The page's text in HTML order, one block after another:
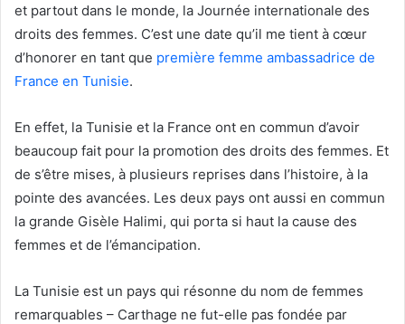
et partout dans le monde, la Journée internationale des
droits des femmes. C’est une date qu’il me tient à cœur
d’honorer en tant que première femme ambassadrice de
France en Tunisie.
En effet, la Tunisie et la France ont en commun d’avoir
beaucoup fait pour la promotion des droits des femmes. Et
de s’être mises, à plusieurs reprises dans l’histoire, à la
pointe des avancées. Les deux pays ont aussi en commun
la grande Gisèle Halimi, qui porta si haut la cause des
femmes et de l’émancipation.
La Tunisie est un pays qui résonne du nom de femmes
remarquables – Carthage ne fut-elle pas fondée par